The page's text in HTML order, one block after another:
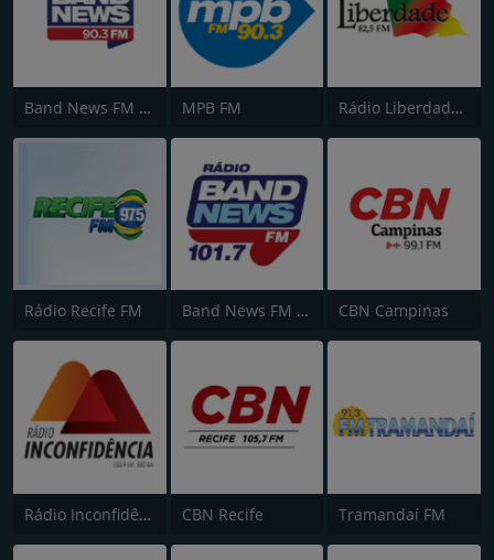
Band News FM - RJ MPB FM Rádio Liberdade FM
Rádio Recife FM Band News FM - 101.7 Fortaleza CBN Campinas
Rádio Inconfidência FM CBN Recife Tramandaí FM